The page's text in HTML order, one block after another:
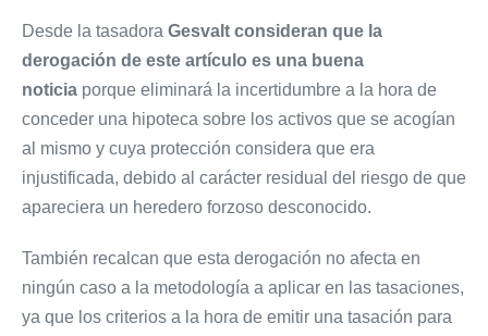
Desde la tasadora Gesvalt consideran que la
derogación de este artículo es una buena
noticia porque eliminará la incertidumbre a la hora de
conceder una hipoteca sobre los activos que se acogían
al mismo y cuya protección considera que era
injustificada, debido al carácter residual del riesgo de que
apareciera un heredero forzoso desconocido.
También recalcan que esta derogación no afecta en
ningún caso a la metodología a aplicar en las tasaciones,
ya que los criterios a la hora de emitir una tasación para